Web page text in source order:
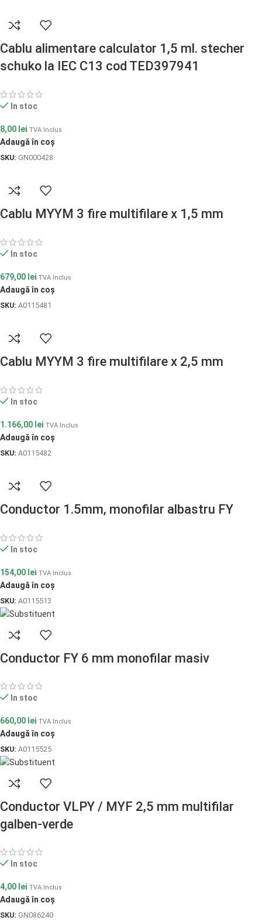
Cablu alimentare calculator 1,5 ml. stecher
schuko la IEC C13 cod TED397941
In stoc
8,00 lei TVA Inclus
Adaugă în coș
SKU: GN000428
Cablu MYYM 3 fire multifilare x 1,5 mm
In stoc
679,00 lei TVA Inclus
Adaugă în coș
SKU: A0115481
Cablu MYYM 3 fire multifilare x 2,5 mm
In stoc
1.166,00 lei TVA Inclus
Adaugă în coș
SKU: A0115482
Conductor 1.5mm, monofilar albastru FY
In stoc
154,00 lei TVA Inclus
Adaugă în coș
SKU: A0115513
Conductor FY 6 mm monofilar masiv
In stoc
660,00 lei TVA Inclus
Adaugă în coș
SKU: A0115525
Conductor VLPY / MYF 2,5 mm multifilar
galben-verde
In stoc
4,00 lei TVA Inclus
Adaugă în coș
SKU: GN086240